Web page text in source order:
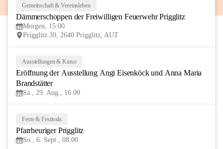
Gemeinschaft & Vereinsleben
Dämmerschoppen der Freiwilligen Feuerwehr Prigglitz
Morgen, 15:00
Prigglitz 39, 2640 Prigglitz, AUT
AUG
Ausstellungen & Kunst
Eröffnung der Ausstellung Angi Eisenköck und Anna Maria
Brandstätter
Sa., 29. Aug., 16:00
Feste & Festivals
Pfarrheuriger Prigglitz
So., 6. Sept., 08:00